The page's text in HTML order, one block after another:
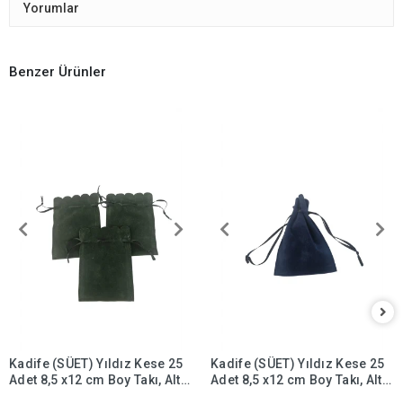
Yorumlar
Benzer Ürünler
Kadife (SÜET) Yıldız Kese 25
Adet 8,5 x12 cm Boy Takı, Altın
Kadife (SÜET) Yıldız Kese 25
Adet 8,5 x12 cm Boy Takı, Altın